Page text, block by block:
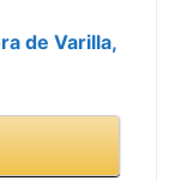
de Varilla,